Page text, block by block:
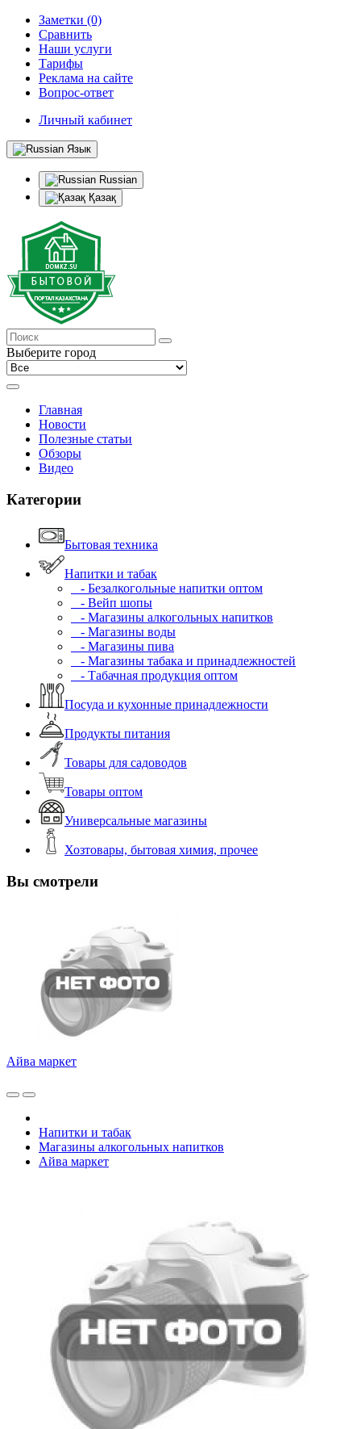
Заметки (0)
Сравнить
Наши услуги
Тарифы
Реклама на сайте
Вопрос-ответ
Личный кабинет
Язык
Russian
Қазақ
Выберите город
Главная
Новости
Полезные статьи
Обзоры
Видео
Категории
Бытовая техника
Напитки и табак
- Безалкогольные напитки оптом
- Вейп шопы
- Магазины алкогольных напитков
- Магазины воды
- Магазины пива
- Магазины табака и принадлежностей
- Табачная продукция оптом
Посуда и кухонные принадлежности
Продукты питания
Товары для садоводов
Товары оптом
Универсальные магазины
Хозтовары, бытовая химия, прочее
Вы смотрели
Айва маркет
Напитки и табак
Магазины алкогольных напитков
Айва маркет